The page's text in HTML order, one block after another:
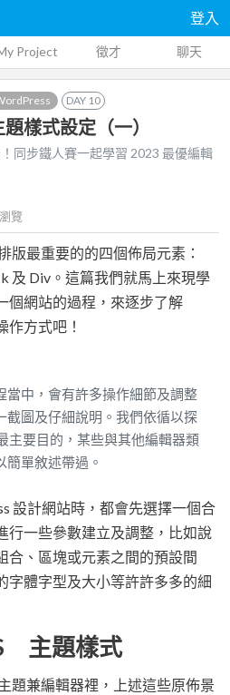
登入
Project 徵才 聊天
DAY 10
樣式設定（一）
同步鐵人賽一起學習 2023 最優編輯
瀏覽
版最重要的的四個佈局元素：
及 Div。這篇我們就馬上來現學
個網站的過程，來逐步了解
作方式吧！
當中，會有許多操作細節及調整
截圖及仔細說明。我們依循以探
主要目的，某些與其他編輯器類
單敘述帶過。
設計網站時，都會先選擇一個合
行一些參數建立及調整，比如說
合、區塊或元素之間的預設間
字體字型及大小等許許多多的細
主題樣式
題兼編輯器裡，上述這些原佈景